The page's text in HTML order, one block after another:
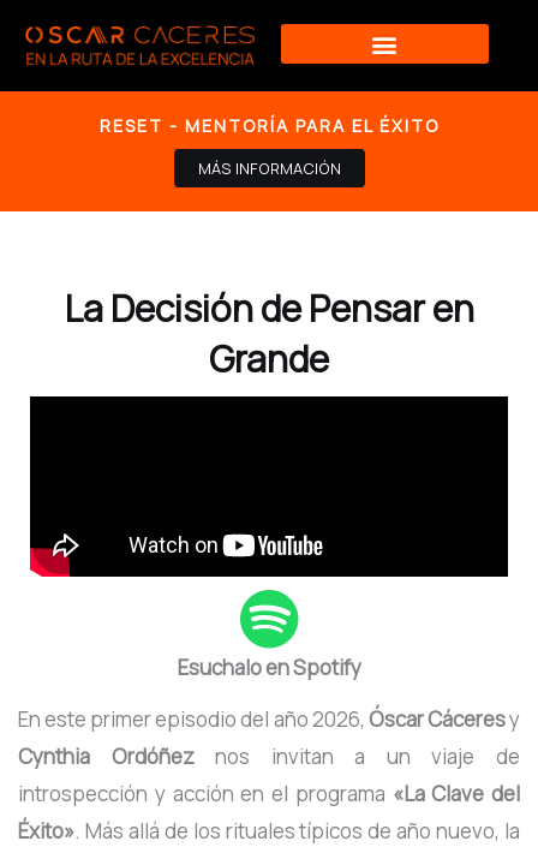
contenido
RESET - MENTORÍA PARA EL ÉXITO
MÁS INFORMACIÓN
La Decisión de Pensar en
Grande
Esuchalo en Spotify
En este primer episodio del año 2026, Óscar Cáceresy
Cynthia Ordóñeznos invitan a un viaje de
introspección y acción en el programa «La Clave del
Éxito». Más allá de los rituales típicos de año nuevo, la